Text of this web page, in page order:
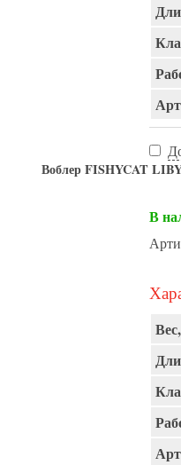
Воблер FISHYCAT
В